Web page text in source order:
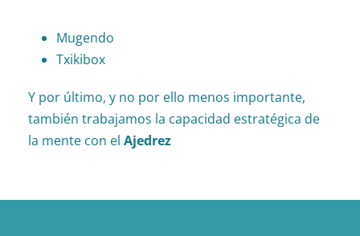
Mugendo
Txikibox
Y por último, y no por ello menos importante,
también trabajamos la capacidad estratégica de
la mente con el Ajedrez